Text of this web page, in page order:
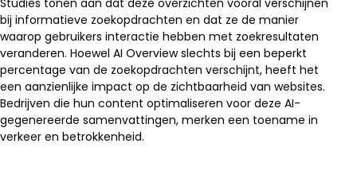
Studies tonen aan dat deze overzichten vooral verschijnen
bij informatieve zoekopdrachten en dat ze de manier
waarop gebruikers interactie hebben met zoekresultaten
veranderen. Hoewel AI Overview slechts bij een beperkt
percentage van de zoekopdrachten verschijnt, heeft het
een aanzienlijke impact op de zichtbaarheid van websites.
Bedrijven die hun content optimaliseren voor deze AI-
gegenereerde samenvattingen, merken een toename in
verkeer en betrokkenheid.